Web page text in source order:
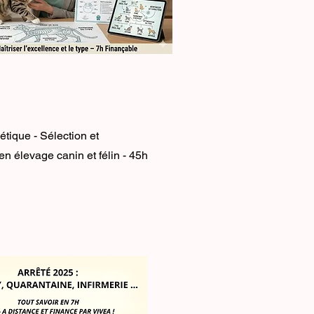
- Sélection et
élevage canin et félin - 45h